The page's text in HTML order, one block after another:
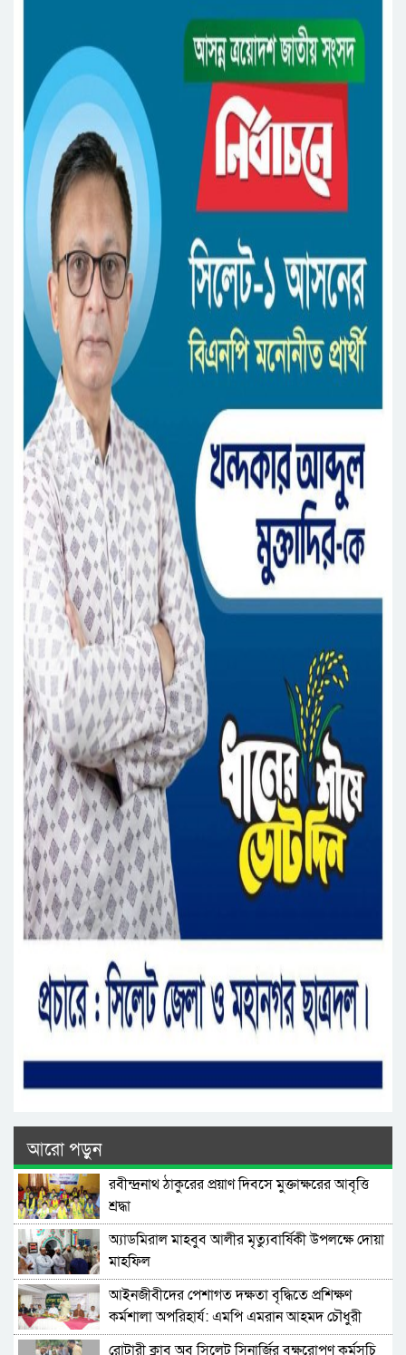
আরো পড়ুন
রবীন্দ্রনাথ ঠাকুরের প্রয়াণ দিবসে মুক্তাক্ষরের আবৃত্তি
শ্রদ্ধা
অ্যাডমিরাল মাহবুব আলীর মৃত্যুবার্ষিকী উপলক্ষে দোয়া
মাহফিল
‎আইনজীবীদের পেশাগত দক্ষতা বৃদ্ধিতে প্রশিক্ষণ
কর্মশালা অপরিহার্য: এমপি এমরান আহমদ চৌধুরী
রোটারী ক্লাব অব সিলেট সিনার্জির বৃক্ষরোপণ কর্মসূচি